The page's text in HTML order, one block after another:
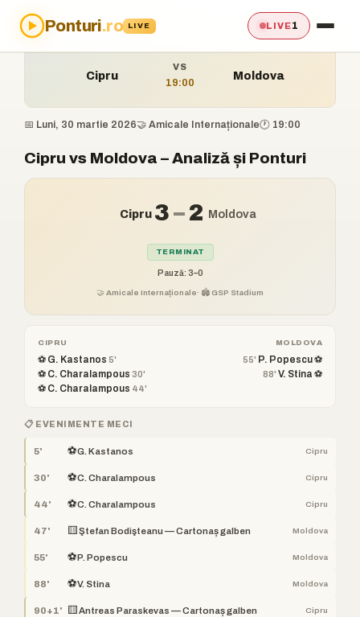
Ponturi.ro LIVE LIVE1
Acasă›Ponturi›Cipru vs Moldova
Cipru
VS
19:00
Moldova
📅 Luni, 30 martie 2026🤝 Amicale Internaționale🕐 19:00
Cipru vs Moldova – Analiză și Ponturi
Cipru 3–2 Moldova
TERMINAT
Pauză: 3–0
🤝 Amicale Internaționale· 🏟️ GSP Stadium
CIPRU
⚽ G. Kastanos 5'
⚽ C. Charalampous 30'
⚽ C. Charalampous 44'
MOLDOVA
55' P. Popescu ⚽
88' V. Stina ⚽
📋 EVENIMENTE MECI
5' ⚽G. Kastanos Cipru
30' ⚽C. Charalampous Cipru
44' ⚽C. Charalampous Cipru
47' 🟨 Ştefan Bodişteanu — Cartonaș galben Moldova
55' ⚽P. Popescu Moldova
88' ⚽V. Stina Moldova
90+1' 🟨 Antreas Paraskevas — Cartonaș galben Cipru